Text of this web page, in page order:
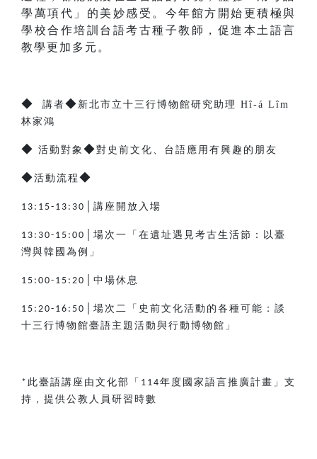
學萬項代」的美妙感受。今年館方開始更積極與
學校合作培訓台語考古種子教師，促進本土語言
教學更加多元。
◆ 講者◆ 新北市立十三行博物館研究助理 Hî-á Lîm
林家鴻
◆ 活動對象 ◆對史前文化、台語應用有興趣的朋友
◆活動流程 ◆
13:15-13:30 │講座開放入場
13:30-15:00
│場次一「在遺址遇見考古生活節：以臺
灣與韓國為例」
15:00-15:20 │中場休息
15:20-16:50
│場次二「史前文化活動的各種可能：談
十三行博物館臺語主題活動與行動博物館」
* 此臺語講座由文化部「 114年度國家語言推廣計畫」支
持，提供公教人員研習時數